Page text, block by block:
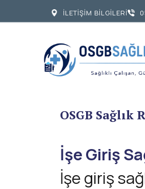
OSGB Sağlık
İşe Giriş
İşe giriş
İLETİŞİM BİLGİLERİ